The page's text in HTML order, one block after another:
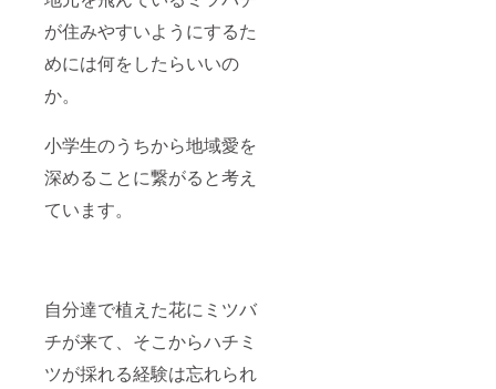
が住みやすいようにするた
めには何をしたらいいの
か。
小学生のうちから地域愛を
深めることに繋がると考え
ています。
自分達で植えた花にミツバ
チが来て、そこからハチミ
ツが採れる経験は忘れられ